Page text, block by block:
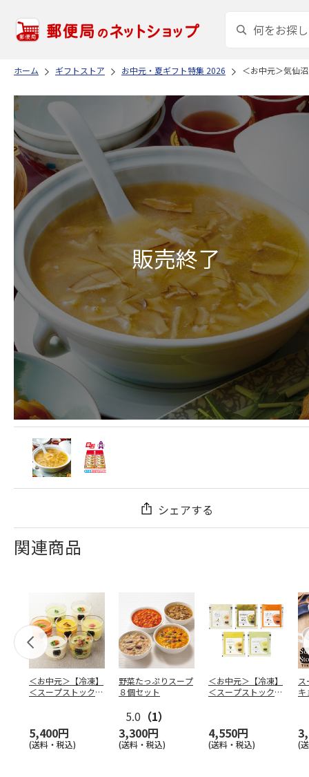
ホーム ギフトストア お中元・夏ギフト特集 2026 ＜お中元＞気仙
シェアする
関連商品
＜お中元＞【冷凍】
＜スープストックト
5,400円
(送料・税込)
野菜たっぷりスープ
８個セット
5.0 （1）
3,300円
(送料・税込)
＜お中元＞【冷凍】
＜スープストックト
4,550円
(送料・税込) (